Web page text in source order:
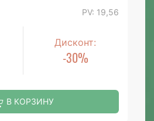
PV: 19,56
Дисконт:
-30%
В КОРЗИНУ